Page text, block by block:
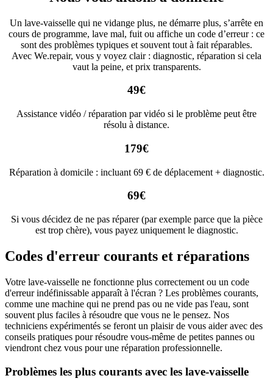
Un lave-vaisselle qui ne vidange plus, ne démarre plus, s’arrête en
cours de programme, lave mal, fuit ou affiche un code d’erreur : ce
sont des problèmes typiques et souvent tout à fait réparables.
Avec We.repair, vous y voyez clair : diagnostic, réparation si cela
vaut la peine, et prix transparents.
49€
Assistance vidéo / réparation par vidéo si le problème peut être
résolu à distance.
179€
Réparation à domicile : incluant 69 € de déplacement + diagnostic.
69€
Si vous décidez de ne pas réparer (par exemple parce que la pièce
est trop chère), vous payez uniquement le diagnostic.
Codes d'erreur courants et réparations
Votre lave-vaisselle ne fonctionne plus correctement ou un code
d'erreur indéfinissable apparaît à l'écran ? Les problèmes courants,
comme une machine qui ne prend pas ou ne vide pas l'eau, sont
souvent plus faciles à résoudre que vous ne le pensez. Nos
techniciens expérimentés se feront un plaisir de vous aider avec des
conseils pratiques pour résoudre vous-même de petites pannes ou
viendront chez vous pour une réparation professionnelle.
Problèmes les plus courants avec les lave-vaisselle